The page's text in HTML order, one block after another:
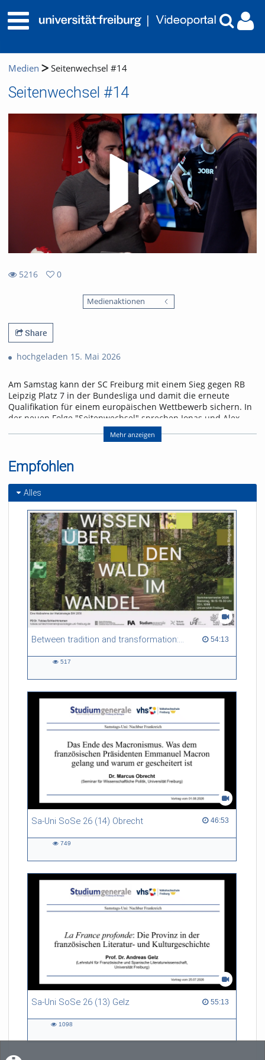
Medien Seitenwechsel #14
Seitenwechsel #14
5216
0
Medienaktionen
Share
hochgeladen 15. Mai 2026
Am Samstag kann der SC Freiburg mit einem Sieg gegen RB
Leipzig Platz 7 in der Bundesliga und damit die erneute
Qualifikation für einem europäischen Wettbewerb sichern. In
der neuen Folge "Seitenwechsel" sprechen Jonas und Alex
über das letzte Heimspiel der Saison und einen Leih-
Referent/in:
Andreas Nagel
Mehr anzeigen
Empfohlen
Alles
Between tradition and transformation: how owners, advisers and institutions co-create knowledge for resilient forests in Europe 54:13
54:13 duration
517
Sa-Uni SoSe 26 (14) Obrecht 46:53
46:53 duration
749
Sa-Uni SoSe 26 (13) Gelz 55:13
55:13 duration
1098